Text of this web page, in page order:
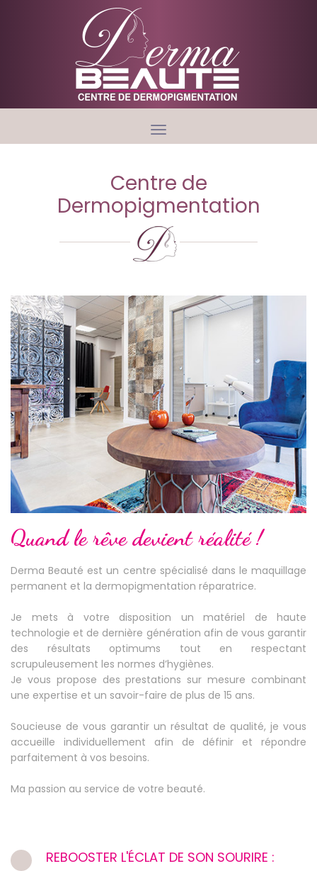
Toggle
navigation
Centre de
Dermopigmentation
Quand le rêve devient réalité !
Derma Beauté est un centre spécialisé dans le maquillage
permanent et la dermopigmentation réparatrice.
Je mets à votre disposition un matériel de haute
technologie et de dernière génération afin de vous garantir
des résultats optimums tout en respectant
scrupuleusement les normes d’hygiènes.
Je vous propose des prestations sur mesure combinant
une expertise et un savoir-faire de plus de 15 ans.
Soucieuse de vous garantir un résultat de qualité, je vous
accueille individuellement afin de définir et répondre
parfaitement à vos besoins.
Ma passion au service de votre beauté.
REBOOSTER L'ÉCLAT DE SON SOURIRE :